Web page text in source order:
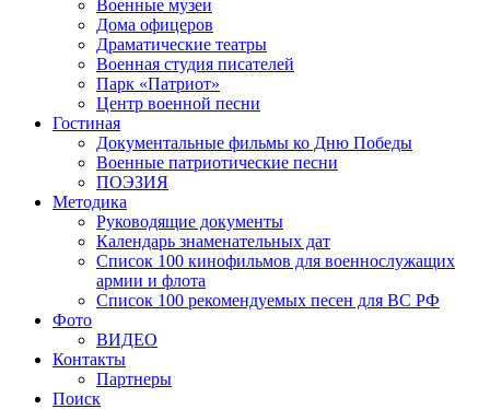
Военные музеи
Дома офицеров
Драматические театры
Военная студия писателей
Парк «Патриот»
Центр военной песни
Гостиная
Документальные фильмы ко Дню Победы
Военные патриотические песни
ПОЭЗИЯ
Методика
Руководящие документы
Календарь знаменательных дат
Список 100 кинофильмов для военнослужащих
армии и флота
Список 100 рекомендуемых песен для ВС РФ
Фото
ВИДЕО
Контакты
Партнеры
Поиск